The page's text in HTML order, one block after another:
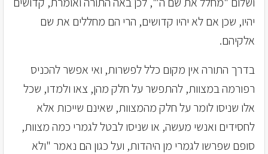
יהיו, שכן אם לא יהיו קדושים, הרי הם מחללים את שם
אלקיהם.
בדרך התורה אין מקום כלל לפשרות, ואי אפשר להכניס
רפורמה במצוות, להתפשר על חלק מהן, צאו ולמדו, שכל
אלו שניסו לומר על חלק מהמצוות, שאינם שייכות אלא
לחסידים ואנשי מעשה, או שניסו לבטל לגמרי כמה מצוות,
סופם שפרשו לגמרי מן היהדות, ועל כגון הם נאמר "ולא